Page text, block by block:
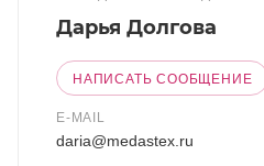
Дарья Долгова
НАПИСАТЬ СООБЩЕНИЕ
E-MAIL
daria@medastex.ru